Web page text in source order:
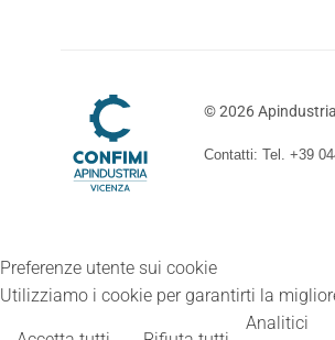
©2026
Contatti: Tel. +39
Preferenze utente sui cookie
Utilizziamo i cookie per garantirti la
Analitici